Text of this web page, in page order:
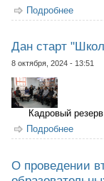
Подробнее
Дан старт
8 октября, 2024 - 13:51
Кадровый
Подробнее
О проведении